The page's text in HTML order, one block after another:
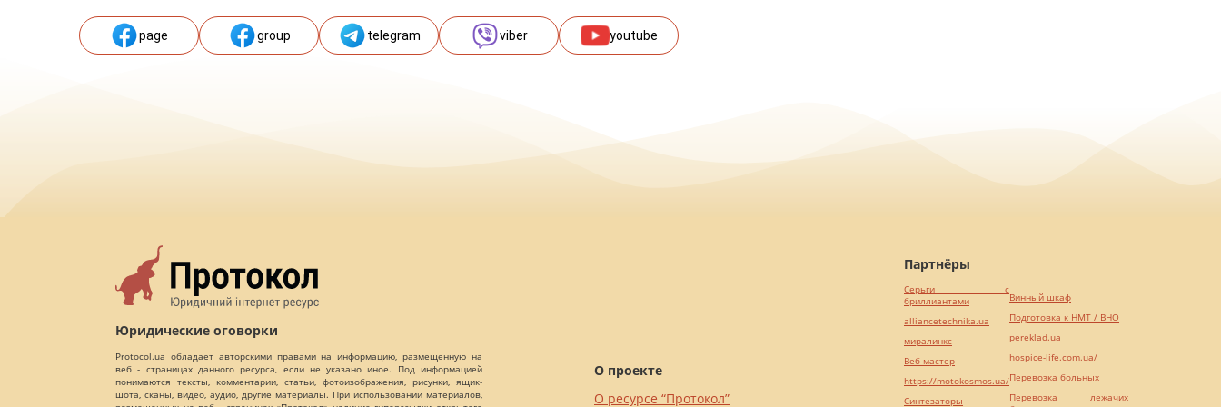
page group telegram viber youtube
Юридические оговорки
Protocol.ua обладает авторскими правами на информацию, размещенную на
веб - страницах данного ресурса, если не указано иное. Под информацией
понимаются тексты, комментарии, статьи, фотоизображения, рисунки, ящик-
шота, сканы, видео, аудио, другие материалы. При использовании материалов,
О проекте
О ресурсе “Протокол”
Партнёры
Серьги с
бриллиантами
alliancetechnika.ua
миралинкс
Веб мастер
https://motokosmos.ua/
Синтезаторы
Винный шкаф
Подготовка к НМТ / ВНО
pereklad.ua
hospice-life.com.ua/
Перевозка больных
Перевозка лежачих